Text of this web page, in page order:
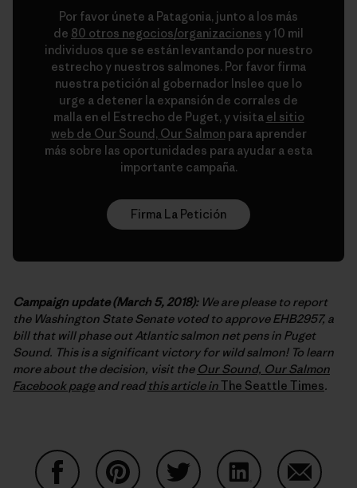
Por favor únete a Patagonia, junto a los más
de 80 otros negocios/organizaciones y 10 mil
individuos que se están levantando por nuestro
estrecho y nuestros salmones. Por favor firma
nuestra petición al gobernador Inslee que lo
urge a detener la expansión de corrales de
malla en el Estrecho de Puget, y visita el sitio
web de Our Sound, Our Salmonpara aprender
más sobre las oportunidades para ayudar a esta
importante campaña.
Firma La Petición
Campaign update (March 5, 2018):We are please to report
the Washington State Senate voted to approve EHB2957, a
bill that will phase out Atlantic salmon net pens in Puget
Sound. This is a significant victory for wild salmon! To learn
more about the decision, visit the Our Sound, Our Salmon
Facebook pageand read this article inThe Seattle Times.